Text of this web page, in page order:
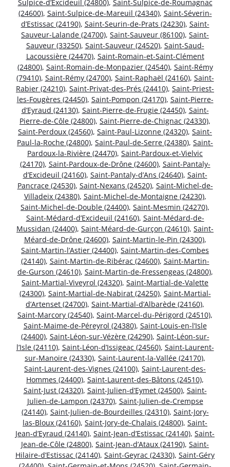
Sulpice-d’Excideuil (24800), Saint-Sulpice-de-Roumagnac
(24600), Saint-Sulpice-de-Mareuil (24340), Saint-Séverin-
d’Estissac (24190), Saint-Seurin-de-Prats (24230), Saint-
Sauveur-Lalande (24700), Saint-Sauveur (86100), Saint-
Sauveur (33250), Saint-Sauveur (24520), Saint-Saud-
Lacoussière (24470), Saint-Romain-et-Saint-Clément
(24800), Saint-Romain-de-Monpazier (24540), Saint-Rémy
(79410), Saint-Rémy (24700), Saint-Raphaël (24160), Saint-
Rabier (24210), Saint-Privat-des-Prés (24410), Saint-Priest-
les-Fougères (24450), Saint-Pompon (24170), Saint-Pierre-
d’Eyraud (24130), Saint-Pierre-de-Frugie (24450), Saint-
Pierre-de-Côle (24800), Saint-Pierre-de-Chignac (24330),
Saint-Perdoux (24560), Saint-Paul-Lizonne (24320), Saint-
Paul-la-Roche (24800), Saint-Paul-de-Serre (24380), Saint-
Pardoux-la-Rivière (24470), Saint-Pardoux-et-Vielvic
(24170), Saint-Pardoux-de-Drône (24600), Saint-Pantaly-
d’Excideuil (24160), Saint-Pantaly-d’Ans (24640), Saint-
Pancrace (24530), Saint-Nexans (24520), Saint-Michel-de-
Villadeix (24380), Saint-Michel-de-Montaigne (24230),
Saint-Michel-de-Double (24400), Saint-Mesmin (24270),
Saint-Médard-d’Excideuil (24160), Saint-Médard-de-
Mussidan (24400), Saint-Méard-de-Gurçon (24610), Saint-
Méard-de-Drône (24600), Saint-Martin-le-Pin (24300),
Saint-Martin-l’Astier (24400), Saint-Martin-des-Combes
(24140), Saint-Martin-de-Ribérac (24600), Saint-Martin-
de-Gurson (24610), Saint-Martin-de-Fressengeas (24800),
Saint-Martial-Viveyrol (24320), Saint-Martial-de-Valette
(24300), Saint-Martial-de-Nabirat (24250), Saint-Martial-
d’Artenset (24700), Saint-Martial-d’Albarède (24160),
Saint-Marcory (24540), Saint-Marcel-du-Périgord (24510),
Saint-Maime-de-Péreyrol (24380), Saint-Louis-en-l’Isle
(24400), Saint-Léon-sur-Vézère (24290), Saint-Léon-sur-
l’Isle (24110), Saint-Léon-d’Issigeac (24560), Saint-Laurent-
sur-Manoire (24330), Saint-Laurent-la-Vallée (24170),
Saint-Laurent-des-Vignes (24100), Saint-Laurent-des-
Hommes (24400), Saint-Laurent-des-Bâtons (24510),
Saint-Just (24320), Saint-Julien-d’Eymet (24500), Saint-
Julien-de-Lampon (24370), Saint-Julien-de-Crempse
(24140), Saint-Julien-de-Bourdeilles (24310), Saint-Jory-
las-Bloux (24160), Saint-Jory-de-Chalais (24800), Saint-
Jean-d’Eyraud (24140), Saint-Jean-d’Estissac (24140), Saint-
Jean-de-Côle (24800), Saint-Jean-d’Ataux (24190), Saint-
Hilaire-d’Estissac (24140), Saint-Geyrac (24330), Saint-Géry